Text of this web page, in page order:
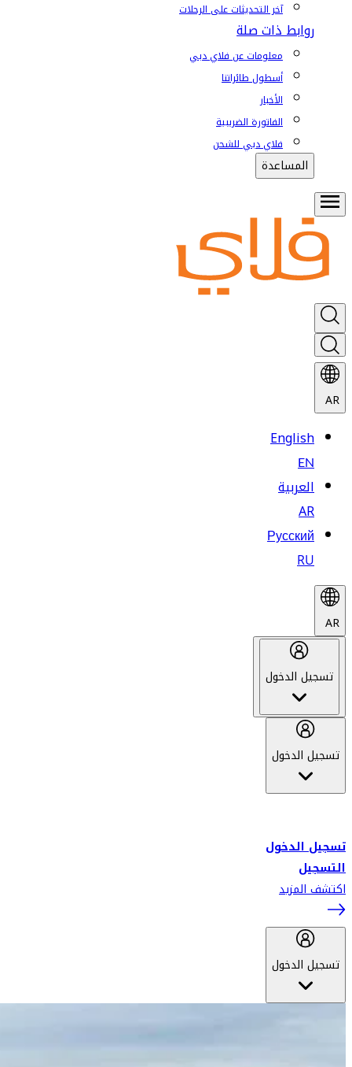
آخر التحديثات على الرحلات
روابط ذات صلة
معلومات عن فلاي دبي
أسطول طائراتنا
الأخبار
الفاتورة الضريبية
فلاي دبي للشحن
المساعدة
AR
English
EN
العربية
AR
Русский
RU
AR
تسجيل الدخول
تسجيل الدخول
تسجيل الدخول
التسجيل
اكتشف المزيد
تسجيل الدخول